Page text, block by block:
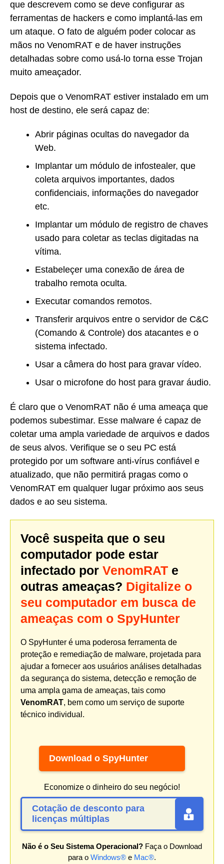
que descrevem como se deve configurar as
ferramentas de hackers e como implantá-las em
um ataque. O fato de alguém poder colocar as
mãos no VenomRAT e de haver instruções
detalhadas sobre como usá-lo torna esse Trojan
muito ameaçador.
Depois que o VenomRAT estiver instalado em um
host de destino, ele será capaz de:
Abrir páginas ocultas do navegador da
Web.
Implantar um módulo de infostealer, que
coleta arquivos importantes, dados
confidenciais, informações do navegador
etc.
Implantar um módulo de registro de chaves
usado para coletar as teclas digitadas na
vítima.
Estabeleçer uma conexão de área de
trabalho remota oculta.
Executar comandos remotos.
Transferir arquivos entre o servidor de C&C
(Comando & Controle) dos atacantes e o
sistema infectado.
Usar a câmera do host para gravar vídeo.
Usar o microfone do host para gravar áudio.
É claro que o VenomRAT não é uma ameaça que
podemos subestimar. Esse malware é capaz de
coletar uma ampla variedade de arquivos e dados
de seus alvos. Verifique se o seu PC está
protegido por um software anti-vírus confiável e
atualizado, que não permitirá pragas como o
VenomRAT em qualquer lugar próximo aos seus
dados e ao seu sistema.
Você suspeita que o seu
computador pode estar
infectado por VenomRAT e
outras ameaças? Digitalize o
seu computador em busca de
ameaças com o SpyHunter
O SpyHunter é uma poderosa ferramenta de
proteção e remediação de malware, projetada para
ajudar a fornecer aos usuários análises detalhadas
da segurança do sistema, detecção e remoção de
uma ampla gama de ameaças, tais como
VenomRAT, bem como um serviço de suporte
técnico individual.
Download o SpyHunter
Economize o dinheiro do seu negócio!
Cotação de desconto para
licenças múltiplas
Não é o Seu Sistema Operacional? Faça o Download
para o Windows® e Mac®.